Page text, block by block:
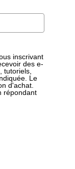
ajouter de
le contenu
est
inscrivant
des e-
tutoriels,
Le
d'achat.
répondant